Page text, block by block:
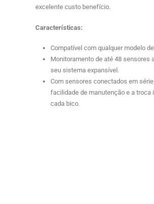
excelente custo benefício.
Características:
Compatível com qualquer modelo
Monitoramento de até 48 sensores
seu sistema expansível.
Com sensores conectados em
facilidade de manutenção e a troca
cada bico.